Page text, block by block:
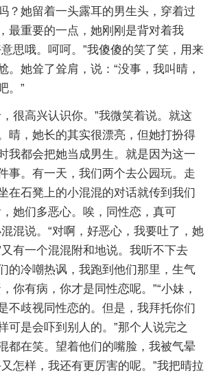
？她留着一头露耳的男生头，穿着过
最重要的一点，她刚刚是背对着我
思哦。呵呵。”我傻傻的笑了笑，用来
。她耸了耸肩，说：“没事，我叫晴，
。”
很高兴认识你。”我微笑着说。就这
晴，她长的其实很漂亮，但她打扮得
我都会把她当成男生。就是因为这一
事。有一天，我们两个去公园玩。走
在石凳上的小混混的对话就传到我们
她们多恶心。唉，同性恋，真可
混说。“对啊，好恶心，我要吐了，她
有一个混混附和地说。我听不下去
的冷嘲热讽，我跑到他们那里，生气
你有病，你才是同性恋呢。”“小妹，
不歧视同性恋的。但是，我拜托你们
可是会吓到别人的。”那个人说完之
都在笑。望着他们的嘴脸，我被气晕
怎样，我还有更厉害的呢。”我把晴拉